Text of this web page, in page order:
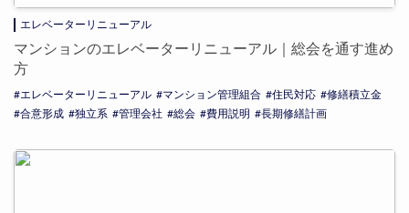
エレベーターリニューアル
マンションのエレベーターリニューアル｜総会を通す進め
方
エレベーターリニューアル マンション管理組合 住民対応
修繕積立金
合意形成
独立系 管理会社 総会 費用説明 長期修繕計画